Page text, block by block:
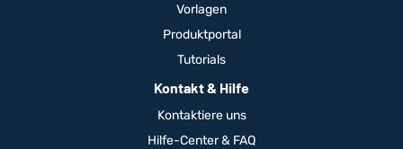
Vorlagen
Produktportal
Tutorials
Kontakt & Hilfe
Kontaktiere uns
Hilfe-Center & FAQ